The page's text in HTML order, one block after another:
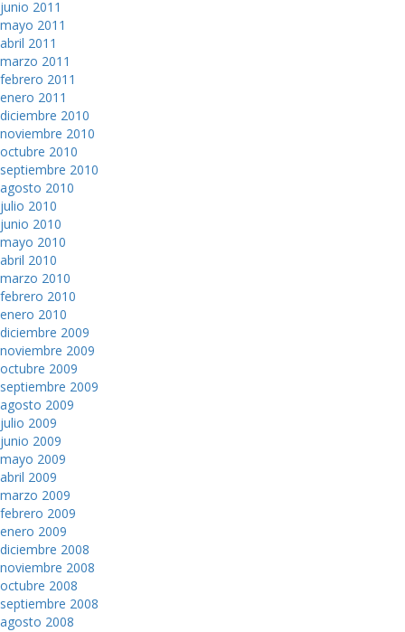
junio 2011
mayo 2011
abril 2011
marzo 2011
febrero 2011
enero 2011
diciembre 2010
noviembre 2010
octubre 2010
septiembre 2010
agosto 2010
julio 2010
junio 2010
mayo 2010
abril 2010
marzo 2010
febrero 2010
enero 2010
diciembre 2009
noviembre 2009
octubre 2009
septiembre 2009
agosto 2009
julio 2009
junio 2009
mayo 2009
abril 2009
marzo 2009
febrero 2009
enero 2009
diciembre 2008
noviembre 2008
octubre 2008
septiembre 2008
agosto 2008